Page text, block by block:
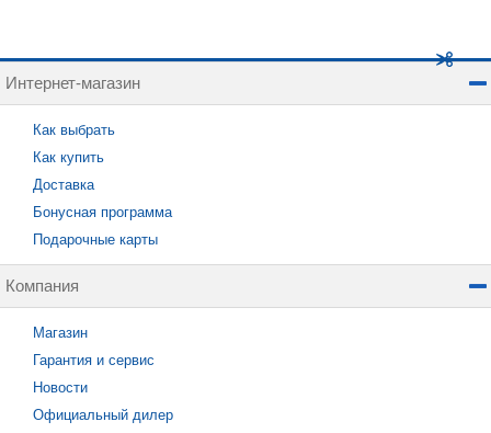
Интернет-магазин
Как выбрать
Как купить
Доставка
Бонусная программа
Подарочные карты
Компания
Магазин
Гарантия и сервис
Новости
Официальный дилер